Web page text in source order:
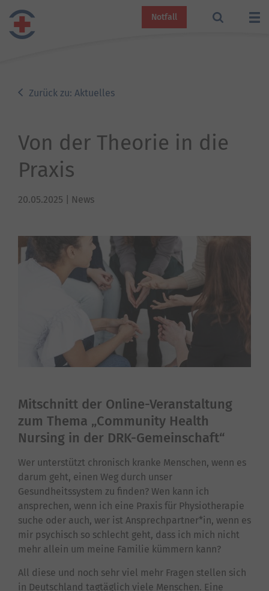
Notfall
Zurück zu: Aktuelles
Von der Theorie in die
Praxis
20.05.2025 | News
Mitschnitt der Online-Veranstaltung
zum Thema „Community Health
Nursing in der DRK-Gemeinschaft“
Wer unterstützt chronisch kranke Menschen, wenn es
darum geht, einen Weg durch unser
Gesundheitssystem zu finden? Wen kann ich
ansprechen, wenn ich eine Praxis für Physiotherapie
suche oder auch, wer ist Ansprechpartner*in, wenn es
mir psychisch so schlecht geht, dass ich mich nicht
mehr allein um meine Familie kümmern kann?
All diese und noch sehr viel mehr Fragen stellen sich
in Deutschland tagtäglich viele Menschen. Eine